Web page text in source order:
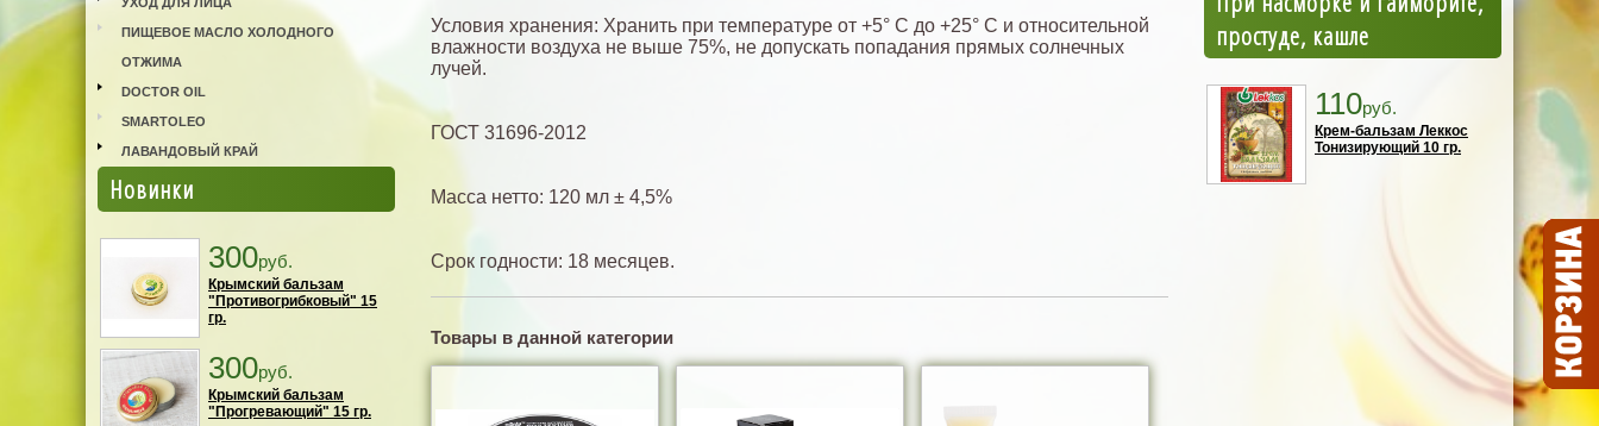
ПИЩЕВОЕ МАСЛО ХОЛОДНОГО
ОТЖИМА
DOCTOR OIL
SMARTOLEO
ЛАВАНДОВЫЙ КРАЙ
Новинки
300руб.
Крымский бальзам
"Противогрибковый" 15
гр.
300руб.
Крымский бальзам
"Прогревающий" 15 гр.
Условия хранения: Хранить при температуре от +5° С до +25° С и относительной
влажности воздуха не выше 75%, не допускать попадания прямых солнечных
лучей.
ГОСТ 31696-2012
Масса нетто: 120 мл ± 4,5%
Срок годности: 18 месяцев.
Товары в данной категории
простуде, кашле
110руб.
Крем-бальзам Леккос
Тонизирующий 10 гр.